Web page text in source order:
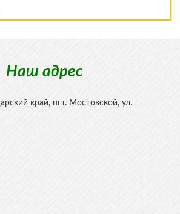
Наш адрес
край, пгт. Мостовской, ул.